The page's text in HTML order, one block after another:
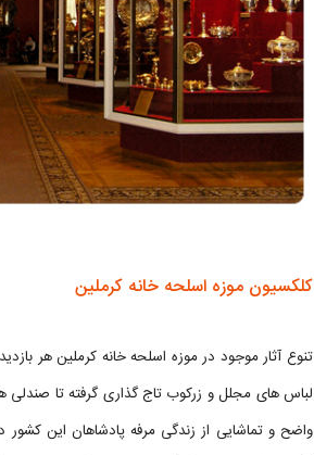
کلکسیون موزه اسلحه خانه کرملین
لباس های مجلل و زرکوب تاج گذاری گرفته تا
واضح و تماشایی از زندگی مرفه پادشاهان این